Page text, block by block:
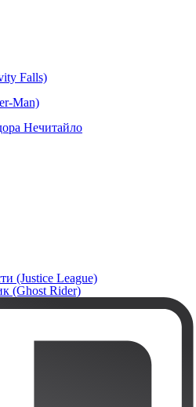
Falls)
Man)
Нечитайло
(Justice League)
(Ghost Rider)